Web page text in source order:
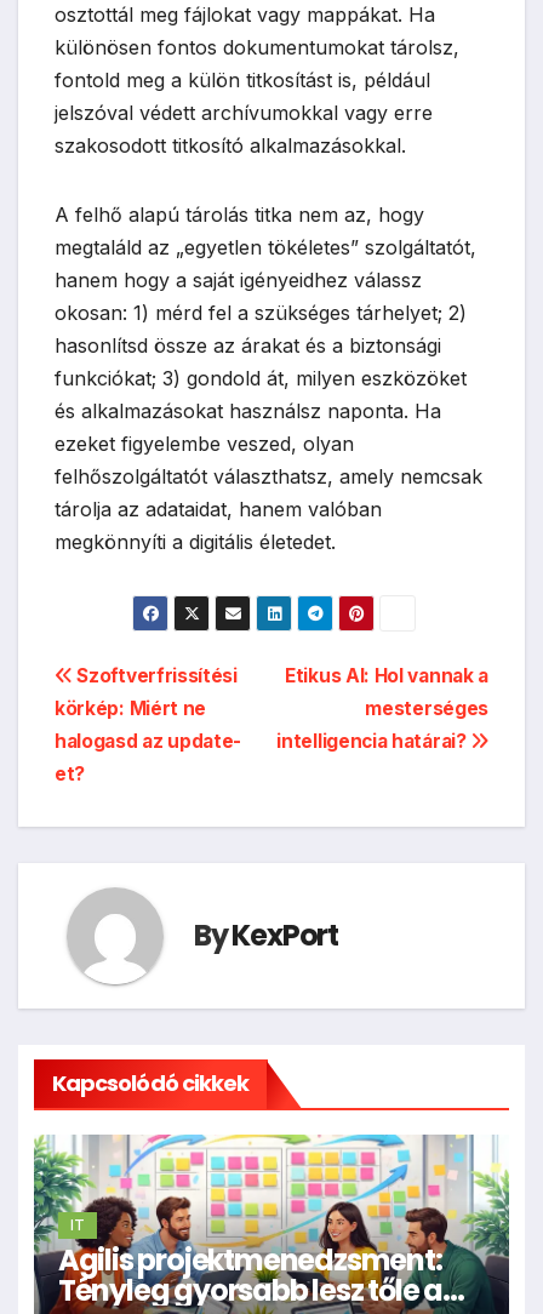
osztottál meg fájlokat vagy mappákat. Ha
különösen fontos dokumentumokat tárolsz,
fontold meg a külön titkosítást is, például
jelszóval védett archívumokkal vagy erre
szakosodott titkosító alkalmazásokkal.
A felhő alapú tárolás titka nem az, hogy
megtaláld az „egyetlen tökéletes” szolgáltatót,
hanem hogy a saját igényeidhez válassz
okosan: 1) mérd fel a szükséges tárhelyet; 2)
hasonlítsd össze az árakat és a biztonsági
funkciókat; 3) gondold át, milyen eszközöket
és alkalmazásokat használsz naponta. Ha
ezeket figyelembe veszed, olyan
felhőszolgáltatót választhatsz, amely nemcsak
tárolja az adataidat, hanem valóban
megkönnyíti a digitális életedet.
Bejegyzés
navigáció
Etikus AI: Hol vannak a
mesterséges
intelligencia határai?
Szoftverfrissítési
körkép: Miért ne
halogasd az update-
et?
ByKexPort
Kapcsolódó cikkek
IT
Agilis projektmenedzsment:
Tényleg gyorsabb lesz tőle a